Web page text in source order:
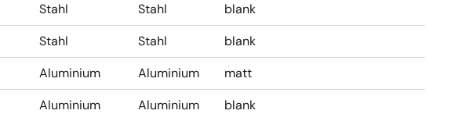
Stahl Stahl
blank
Stahl Stahl
blank
Aluminium Aluminium
matt
Aluminium Aluminium
blank